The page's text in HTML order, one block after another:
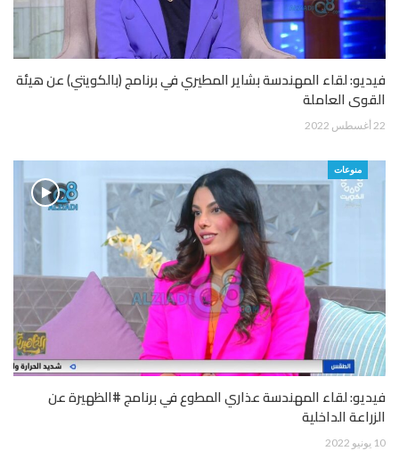
فيديو: لقاء المهندسة بشاير المطيري في برنامج (بالكويتي) عن هيئة
القوى العاملة
22 أغسطس 2022
منوعات
فيديو: لقاء المهندسة عذاري المطوع في برنامج #الظهيرة عن
الزراعة الداخلية
10 يونيو 2022